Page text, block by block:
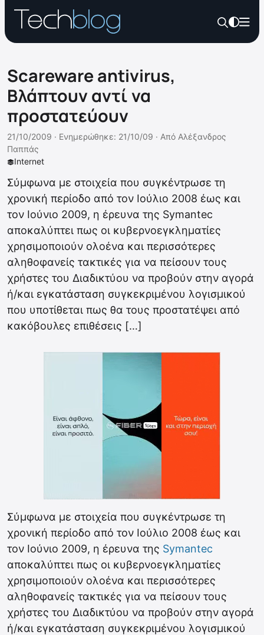
Scareware antivirus,
Βλάπτουν αντί να
προστατεύουν
Internet
21/10/2009 · Ενημερώθηκε: 21/10/09 · Από Αλέξανδρος
Παππάς
Σύμφωνα με στοιχεία που συγκέντρωσε τη
χρονική περίοδο από τον Ιούλιο 2008 έως και
τον Ιούνιο 2009, η έρευνα της Symantec
αποκαλύπτει πως οι κυβερνοεγκληματίες
χρησιμοποιούν ολοένα και περισσότερες
αληθοφανείς τακτικές για να πείσουν τους
χρήστες του Διαδικτύου να προβούν στην αγορά
ή/και εγκατάσταση συγκεκριμένου λογισμικού
που υποτίθεται πως θα τους προστατέψει από
κακόβουλες επιθέσεις […]
Σύμφωνα με στοιχεία που συγκέντρωσε τη
χρονική περίοδο από τον Ιούλιο 2008 έως και
τον Ιούνιο 2009, η έρευνα της Symantec
αποκαλύπτει πως οι κυβερνοεγκληματίες
χρησιμοποιούν ολοένα και περισσότερες
αληθοφανείς τακτικές για να πείσουν τους
χρήστες του Διαδικτύου να προβούν στην αγορά
ή/και εγκατάσταση συγκεκριμένου λογισμικού